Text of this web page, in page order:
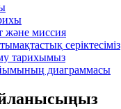
және миссия
серіктесіміз
тарихымыз
диаграммасы